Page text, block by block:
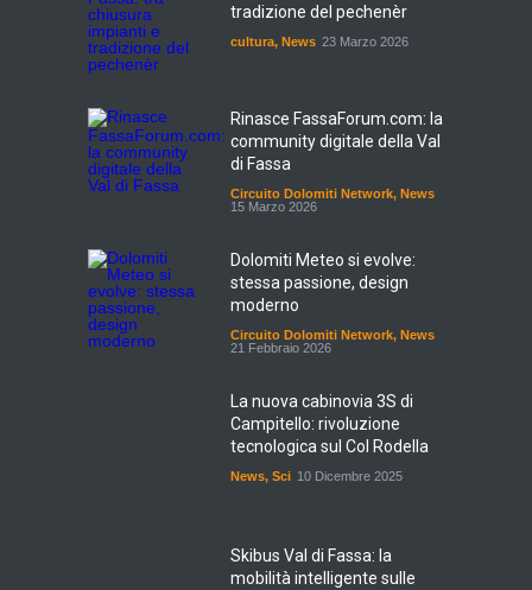
tradizione del pechenèr
cultura, News 23 Marzo 2026
Rinasce FassaForum.com: la
community digitale della Val
di Fassa
Circuito Dolomiti Network, News
15 Marzo 2026
Dolomiti Meteo si evolve:
stessa passione, design
moderno
Circuito Dolomiti Network, News
21 Febbraio 2026
La nuova cabinovia 3S di
Campitello: rivoluzione
tecnologica sul Col Rodella
News, Sci 10 Dicembre 2025
Skibus Val di Fassa: la
mobilità intelligente sulle